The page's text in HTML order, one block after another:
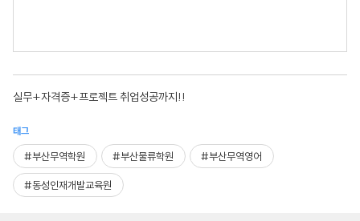
실무+자격증+프로젝트 취업성공까지!!
태그
#부산무역학원 #부산물류학원 #부산무역영어
#동성인재개발교육원